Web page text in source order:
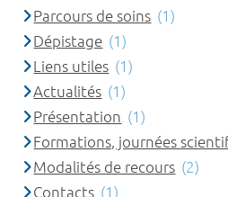
Parcours de soins (1)
Dépistage (1)
Liens utiles (1)
Actualités (1)
Présentation (1)
Formations, journées
Modalités de recours (2)
Contacts (1)